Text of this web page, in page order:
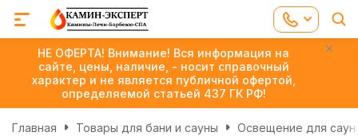
НЕ ОФЕРТА! Внимание! Вся информация на
сайте, цены, наличие, - носит справочный
характер и не является публичной офертой,
определяемой статьей 437 ГК РФ!
Главная Товары для бани и сауны Освещение для